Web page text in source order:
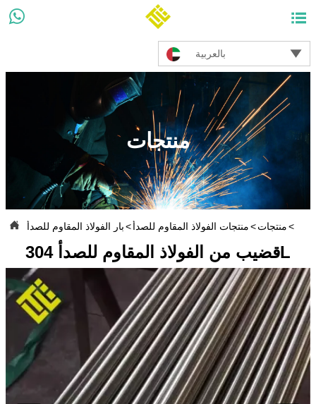
 
بالعربية 
منتجات
 >منتجات>منتجات الفولاذ المقاوم للصدأ>بار الفولاذ المقاوم للصدأ
قضيب من الفولاذ المقاوم للصدأ 304L